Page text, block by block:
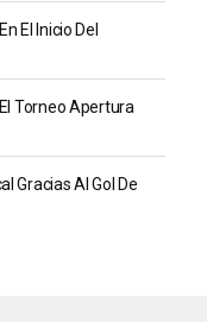
El Inicio Del
Torneo Apertura
Gracias Al Gol De